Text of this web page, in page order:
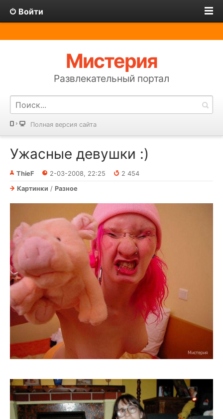
Войти
Мистерия
Развлекательный портал
Полная версия сайта
Ужасные девушки :)
ThieF 2-03-2008, 22:25
2 454
Картинки / Разное